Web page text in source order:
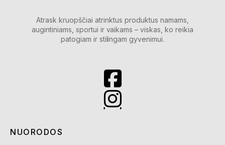
Atrask kruopščiai atrinktus produktus namams,
augintiniams, sportui ir vaikams – viskas, ko reikia
patogiam ir stilingam gyvenimui.
NUORODOS